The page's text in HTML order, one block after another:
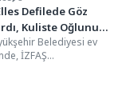
Defilede Göz
Kuliste Oğlunu
Belediyesi ev
İZFAŞ